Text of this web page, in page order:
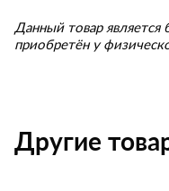
Данный товар
приобретён у
Другие